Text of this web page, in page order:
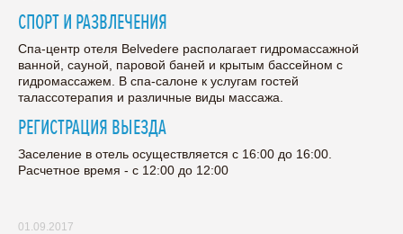
СПОРТ И РАЗВЛЕЧЕНИЯ
Спа-центр отеля Belvedere располагает гидромассажной
ванной, сауной, паровой баней и крытым бассейном с
гидромассажем. В спа-салоне к услугам гостей
талассотерапия и различные виды массажа.
РЕГИСТРАЦИЯ ВЫЕЗДА
Заселение в отель осуществляется с 16:00 до 16:00.
Расчетное время - с 12:00 до 12:00
01.09.2017